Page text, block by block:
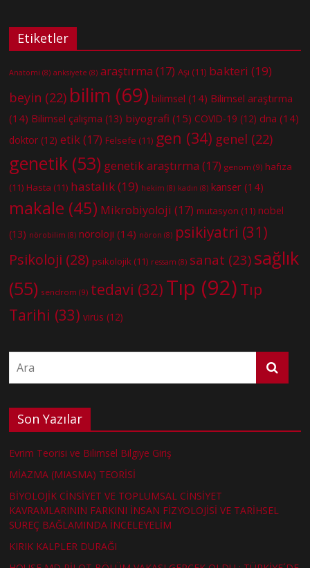
Etiketler
Anatomi (8) anksiyete (8) araştırma (17) Aşı (11) bakteri (19)
beyin (22) bilim (69) bilimsel (14) Bilimsel araştırma
(14) Bilimsel çalışma (13) biyografi (15) COVID-19 (12) dna (14)
doktor (12) etik(17) Felsefe (11) gen (34) genel (22)
genetik (53) genetik araştırma (17) genom (9) hafıza
(11) Hasta (11) hastalık(19) hekim (8) kadın (8) kanser (14)
makale (45) Mikrobiyoloji (17) mutasyon (11) nobel
(13) nörobilim (8) nöroloji (14) nöron (8) psikiyatri (31)
Psikoloji (28) psikolojik (11) ressam (8) sanat (23) sağlık
(55) sendrom (9) tedavi (32) Tıp (92) Tıp
Tarihi (33) virüs (12)
Son Yazılar
Evrim Teorisi ve Bilimsel Bilgiye Giriş
MİAZMA (MIASMA) TEORİSİ
BİYOLOJİK CİNSİYET VE TOPLUMSAL CİNSİYET
KAVRAMLARININ FARKINI İNSAN FİZYOLOJİSİ VE TARİHSEL
SÜREÇ BAĞLAMINDA İNCELEYELİM
KIRIK KALPLER DURAĞI